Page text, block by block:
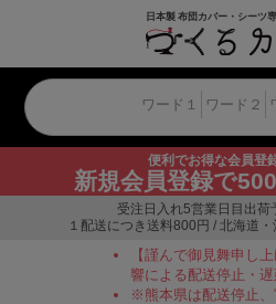
便利でお得な会員登
新規会員登録で
受注日入れ5営業日目出荷
１配送につき送料800円 / 北海道
【謹んで御見舞申し
響による配送停止・
※熊本県は配送停止